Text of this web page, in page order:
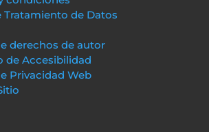
Tratamiento de Datos
derechos de autor
de Accesibilidad
Privacidad Web